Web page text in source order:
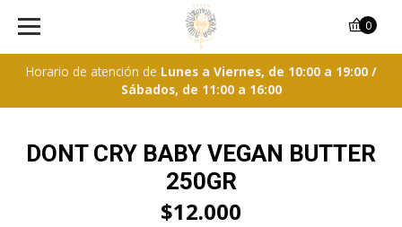
Horario de atención de Lunes a Viernes, de 10:00 a 19:00 /
Sábados, de 11:00 a 16:00
0
DONT CRY BABY VEGAN BUTTER
250GR
$12.000